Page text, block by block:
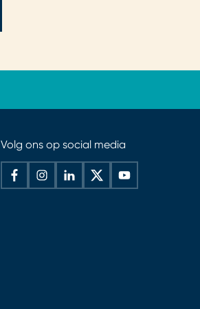
Volg ons op social media